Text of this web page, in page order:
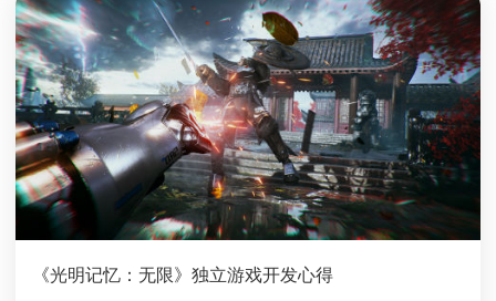
《光明记忆：无限》独立游戏开发心得